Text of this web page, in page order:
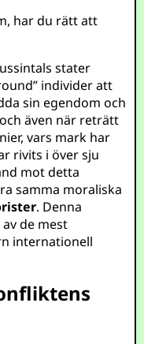
har du rätt att
stater
individer att
sin egendom och
även när reträtt
vars mark har
rivits i över sju
mot detta
samma moraliska
. Denna
de mest
internationell